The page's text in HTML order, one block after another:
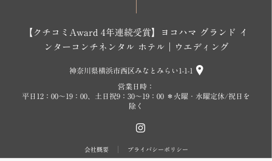
【クチコミAward 4年連続受賞】ヨコハマ グランド イ
ンターコンチネンタル ホテル｜ウエディング
神奈川県横浜市西区みなとみらい1-1-1
営業日時：
平日12：00～19：00、土日祝9：30～19：00 ＊火曜・水曜定休/祝日を
除く
会社概要 プライバシーポリシー